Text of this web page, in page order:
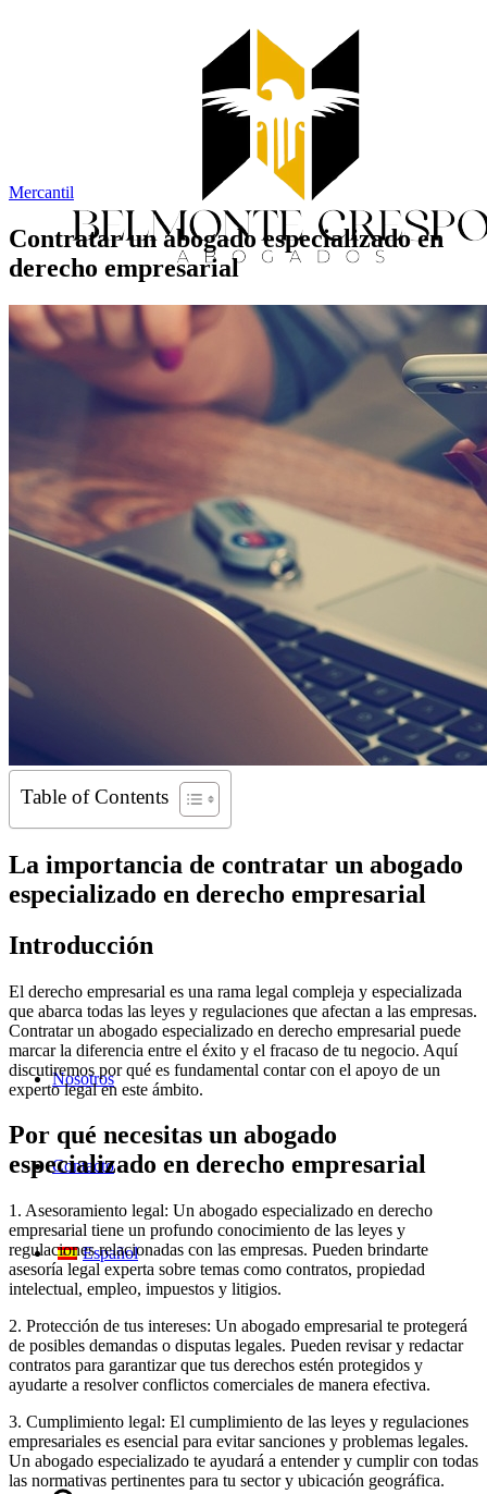
Inicio
Servicios
Nosotros
Contacto
Español
Mercantil
Contratar un abogado especializado en
derecho empresarial
Table of Contents
La importancia de contratar un abogado
especializado en derecho empresarial
Introducción
El derecho empresarial es una rama legal compleja y especializada
que abarca todas las leyes y regulaciones que afectan a las empresas.
Contratar un abogado especializado en derecho empresarial puede
marcar la diferencia entre el éxito y el fracaso de tu negocio. Aquí
discutiremos por qué es fundamental contar con el apoyo de un
experto legal en este ámbito.
Por qué necesitas un abogado
especializado en derecho empresarial
1. Asesoramiento legal: Un abogado especializado en derecho
empresarial tiene un profundo conocimiento de las leyes y
regulaciones relacionadas con las empresas. Pueden brindarte
asesoría legal experta sobre temas como contratos, propiedad
intelectual, empleo, impuestos y litigios.
2. Protección de tus intereses: Un abogado empresarial te protegerá
de posibles demandas o disputas legales. Pueden revisar y redactar
contratos para garantizar que tus derechos estén protegidos y
ayudarte a resolver conflictos comerciales de manera efectiva.
3. Cumplimiento legal: El cumplimiento de las leyes y regulaciones
empresariales es esencial para evitar sanciones y problemas legales.
Un abogado especializado te ayudará a entender y cumplir con todas
las normativas pertinentes para tu sector y ubicación geográfica.